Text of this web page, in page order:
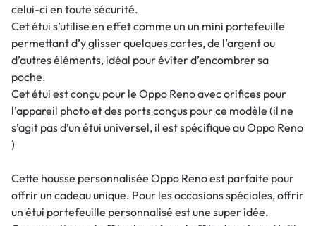
celui-ci en toute sécurité.
Cet étui s’utilise en effet comme un un mini portefeuille
permettant d’y glisser quelques cartes, de l’argent ou
d’autres éléments, idéal pour éviter d’encombrer sa
poche.
Cet étui est conçu pour le Oppo Reno avec orifices pour
l’appareil photo et des ports conçus pour ce modèle (il ne
s’agit pas d’un étui universel, il est spécifique au Oppo Reno
)
Cette housse personnalisée Oppo Reno est parfaite pour
offrir un cadeau unique. Pour les occasions spéciales, offrir
un étui portefeuille personnalisé est une super idée.